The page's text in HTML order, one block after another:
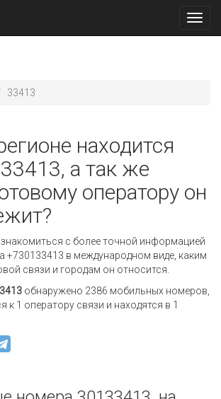
33413
находится
а так же
оператору он
с более точной информацией
+730133413 в международном виде, каким
связи и городам он относится.
обнаружено 2386 мобильных номеров,
к 1 оператору связи и находятся в 1